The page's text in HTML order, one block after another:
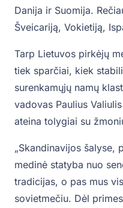
Danija ir Suomija.
Šveicariją, Vokietiją,
Tarp Lietuvos pirkėjų
tiek sparčiai, kiek
surenkamųjų namų
vadovas Paulius
ateina tolygiai su
„Skandinavijos šalyse,
medinė statyba nuo
tradicijas, o pas mus
sovietmečiu. Dėl